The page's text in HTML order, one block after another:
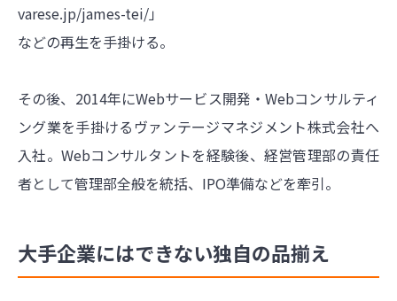
varese.jp/james-tei/」
などの再生を手掛ける。
その後、2014年にWebサービス開発・Webコンサルティ
ング業を手掛けるヴァンテージマネジメント株式会社へ
入社。Webコンサルタントを経験後、経営管理部の責任
者として管理部全般を統括、IPO準備などを牽引。
大手企業にはできない独自の品揃え